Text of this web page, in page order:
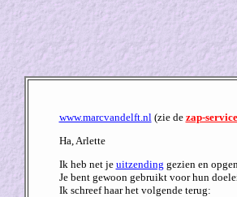
www.marcvandelft.nl(zie de zap-service
Ha, Arlette
Ik heb net je uitzending gezien en
Je bent gewoon gebruikt voor hun
Ik schreef haar het volgende terug: